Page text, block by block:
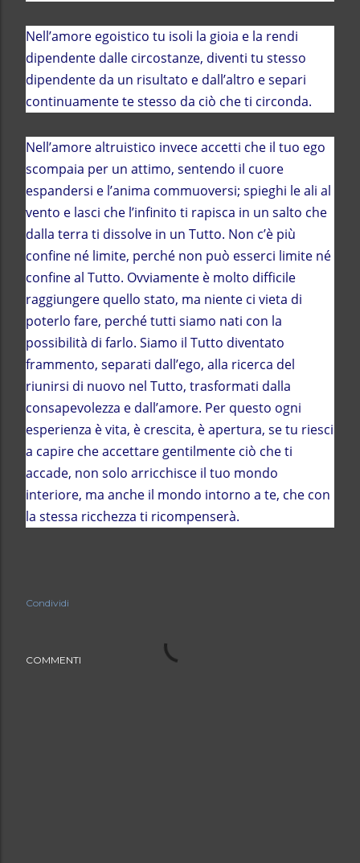
Nell’amore egoistico tu isoli la gioia e la rendi
dipendente dalle circostanze, diventi tu stesso
dipendente da un risultato e dall’altro e separi
continuamente te stesso da ciò che ti circonda.
Nell’amore altruistico invece accetti che il tuo ego
scompaia per un attimo, sentendo il cuore
espandersi e l’anima commuoversi; spieghi le ali al
vento e lasci che l’infinito ti rapisca in un salto che
dalla terra ti dissolve in un Tutto. Non c’è più
confine né limite, perché non può esserci limite né
confine al Tutto. Ovviamente è molto difficile
raggiungere quello stato, ma niente ci vieta di
poterlo fare, perché tutti siamo nati con la
possibilità di farlo. Siamo il Tutto diventato
frammento, separati dall’ego, alla ricerca del
riunirsi di nuovo nel Tutto, trasformati dalla
consapevolezza e dall’amore. Per questo ogni
esperienza è vita, è crescita, è apertura, se tu riesci
a capire che accettare gentilmente ciò che ti
accade, non solo arricchisce il tuo mondo
interiore, ma anche il mondo intorno a te, che con
la stessa ricchezza ti ricompenserà.
Condividi
COMMENTI